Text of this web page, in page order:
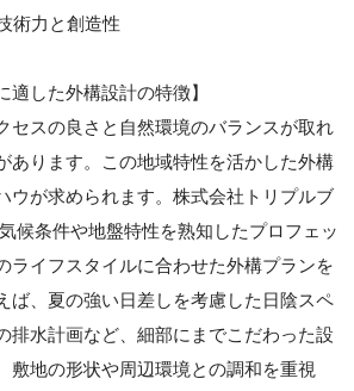
術力と創造性
適した外構設計の特徴】
セスの良さと自然環境のバランスが取れ
あります。この地域特性を活かした外構
ウが求められます。株式会社トリプルブ
候条件や地盤特性を熟知したプロフェッ
ライフスタイルに合わせた外構プランを
ば、夏の強い日差しを考慮した日陰スペ
排水計画など、細部にまでこだわった設
敷地の形状や周辺環境との調和を重視